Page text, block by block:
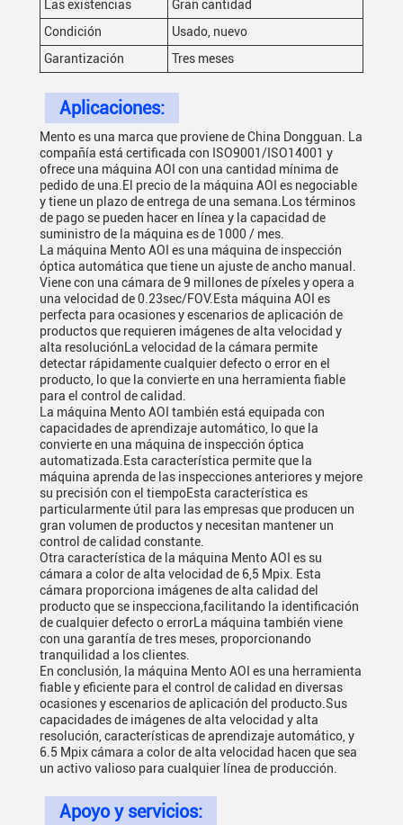
Las existencias
Gran cantidad
Condición
Usado, nuevo
Garantización
Tres meses
Aplicaciones:
Mento es una marca que proviene de China Dongguan. La
compañía está certificada con ISO9001/ISO14001 y
ofrece una máquina AOI con una cantidad mínima de
pedido de una.El precio de la máquina AOI es negociable
y tiene un plazo de entrega de una semana.Los términos
de pago se pueden hacer en línea y la capacidad de
suministro de la máquina es de 1000 / mes.
La máquina Mento AOI es una máquina de inspección
óptica automática que tiene un ajuste de ancho manual.
Viene con una cámara de 9 millones de píxeles y opera a
una velocidad de 0.23sec/FOV.Esta máquina AOI es
perfecta para ocasiones y escenarios de aplicación de
productos que requieren imágenes de alta velocidad y
alta resoluciónLa velocidad de la cámara permite
detectar rápidamente cualquier defecto o error en el
producto, lo que la convierte en una herramienta fiable
para el control de calidad.
La máquina Mento AOI también está equipada con
capacidades de aprendizaje automático, lo que la
convierte en una máquina de inspección óptica
automatizada.Esta característica permite que la
máquina aprenda de las inspecciones anteriores y mejore
su precisión con el tiempoEsta característica es
particularmente útil para las empresas que producen un
gran volumen de productos y necesitan mantener un
control de calidad constante.
Otra característica de la máquina Mento AOI es su
cámara a color de alta velocidad de 6,5 Mpix. Esta
cámara proporciona imágenes de alta calidad del
producto que se inspecciona,facilitando la identificación
de cualquier defecto o errorLa máquina también viene
con una garantía de tres meses, proporcionando
tranquilidad a los clientes.
En conclusión, la máquina Mento AOI es una herramienta
fiable y eficiente para el control de calidad en diversas
ocasiones y escenarios de aplicación del producto.Sus
capacidades de imágenes de alta velocidad y alta
resolución, características de aprendizaje automático, y
6.5 Mpix cámara a color de alta velocidad hacen que sea
un activo valioso para cualquier línea de producción.
Apoyo y servicios: